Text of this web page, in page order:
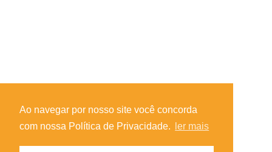
Ao navegar por nosso site você concorda
com nossa Política de Privacidade.
ler mais